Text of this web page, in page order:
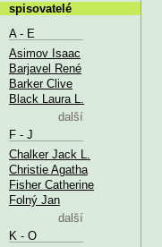
spisovatelé
A - E
Asimov Isaac
Barjavel René
Barker Clive
Black Laura L.
další
F - J
Chalker Jack L.
Christie Agatha
Fisher Catherine
Folný Jan
další
K - O